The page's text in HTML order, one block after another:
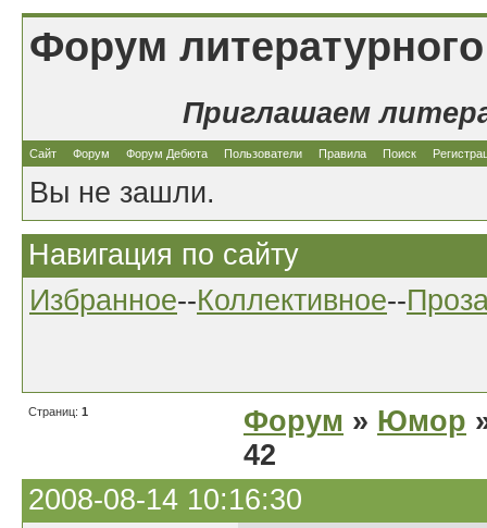
Форум
Приглашаем
Сайт Форум Форум Дебюта Пользователи Правила Поиск
Вы не зашли.
Навигация по сайту
Избранное--Коллективное--
Страниц: 1 Форум » Юмор
42
2008-08-14 10:16:30